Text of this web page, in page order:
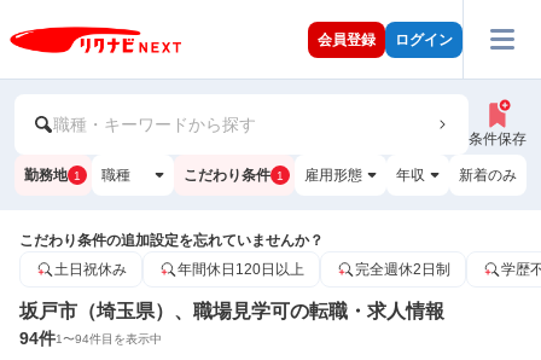
会員登録 ログイン
職種・キーワードから探す
条件保存
勤務地 1 職種 こだわり条件 1 雇用形態 年収 新着のみ
こだわり条件の追加設定を忘れていませんか？
土日祝休み
年間休日120日以上 完全週休2日制 学歴
坂戸市（埼玉県）、職場見学可の転職・求人情報
94件1〜94件目を表示中